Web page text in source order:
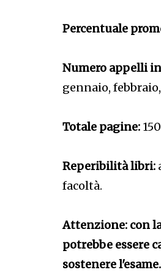
Percentuale
Numero appelli
gennaio,
Totale pagine:
Reperibilità libri:
facoltà.
Attenzione: con
potrebbe essere
sostenere l'esame.